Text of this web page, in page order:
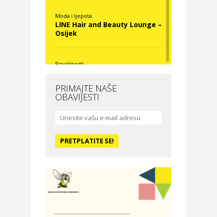
Moda i ljepota
LINE Hair and Beauty Lounge –
Osijek
Povoljnosti
Moda i ljepota
studio – Osijek
Zdravlje i osiguranje
PRIMAJTE NAŠE
OBAVIJESTI